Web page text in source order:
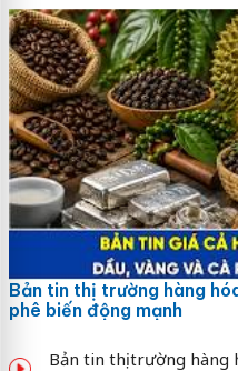
Bản tin thị trường hàng
phê biến động mạnh
Bản tin thị trường hàng